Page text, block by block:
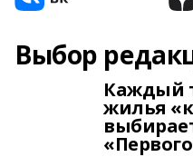
Выбор
Каждый
жилья